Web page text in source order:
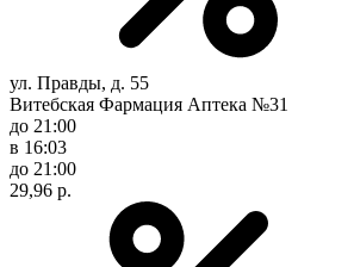
ул. Правды, д. 55
Витебская Фармация Аптека №31
до 21:00
в 16:03
до 21:00
29,96 р.